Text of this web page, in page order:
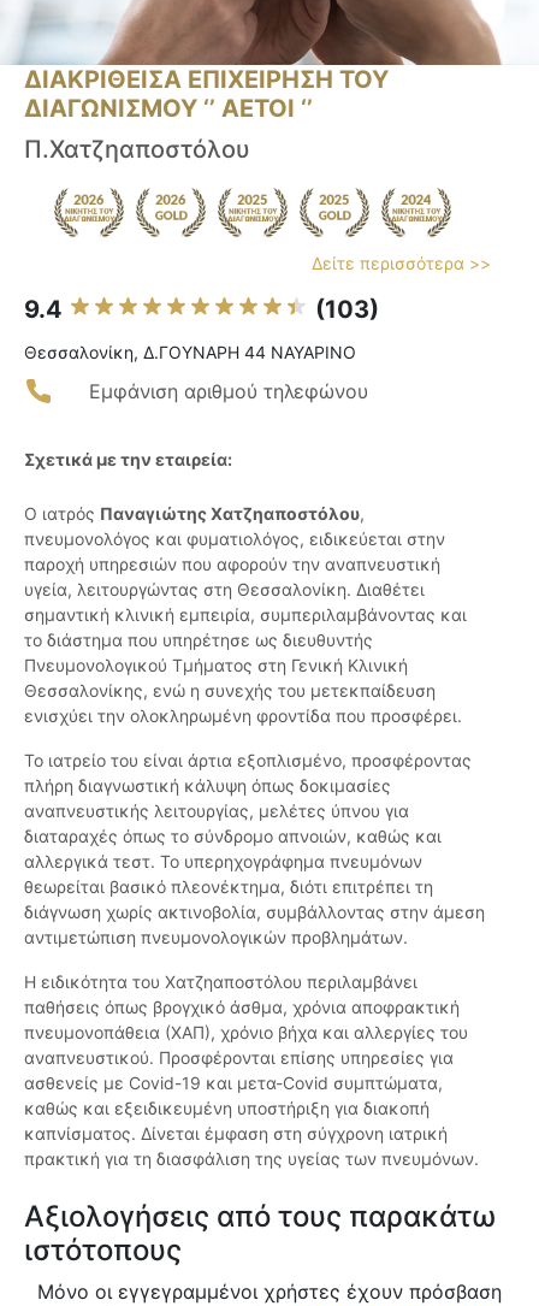
ΔΙΑΚΡΙΘΕΙΣΑ ΕΠΙΧΕΙΡΗΣΗ ΤΟΥ
ΔΙΑΓΩΝΙΣΜΟΥ ‘’ ΑΕΤΟΙ ‘’
Π.Χατζηαποστόλου
Δείτε περισσότερα >>
9.4 (103)
Θεσσαλονίκη, Δ.ΓΟΥΝΑΡΗ 44 ΝΑΥΑΡΙΝΟ
Εμφάνιση αριθμού τηλεφώνου
Σχετικά με την εταιρεία:
Ο ιατρός Παναγιώτης Χατζηαποστόλου,
πνευμονολόγος και φυματιολόγος, ειδικεύεται στην
παροχή υπηρεσιών που αφορούν την αναπνευστική
υγεία, λειτουργώντας στη Θεσσαλονίκη. Διαθέτει
σημαντική κλινική εμπειρία, συμπεριλαμβάνοντας και
το διάστημα που υπηρέτησε ως διευθυντής
Πνευμονολογικού Τμήματος στη Γενική Κλινική
Θεσσαλονίκης, ενώ η συνεχής του μετεκπαίδευση
ενισχύει την ολοκληρωμένη φροντίδα που προσφέρει.
Το ιατρείο του είναι άρτια εξοπλισμένο, προσφέροντας
πλήρη διαγνωστική κάλυψη όπως δοκιμασίες
αναπνευστικής λειτουργίας, μελέτες ύπνου για
διαταραχές όπως το σύνδρομο απνοιών, καθώς και
αλλεργικά τεστ. Το υπερηχογράφημα πνευμόνων
θεωρείται βασικό πλεονέκτημα, διότι επιτρέπει τη
διάγνωση χωρίς ακτινοβολία, συμβάλλοντας στην άμεση
αντιμετώπιση πνευμονολογικών προβλημάτων.
Η ειδικότητα του Χατζηαποστόλου περιλαμβάνει
παθήσεις όπως βρογχικό άσθμα, χρόνια αποφρακτική
πνευμονοπάθεια (ΧΑΠ), χρόνιο βήχα και αλλεργίες του
αναπνευστικού. Προσφέρονται επίσης υπηρεσίες για
ασθενείς με Covid-19 και μετα-Covid συμπτώματα,
καθώς και εξειδικευμένη υποστήριξη για διακοπή
καπνίσματος. Δίνεται έμφαση στη σύγχρονη ιατρική
πρακτική για τη διασφάλιση της υγείας των πνευμόνων.
Αξιολογήσεις από τους παρακάτω
ιστότοπους
Μόνο οι εγγεγραμμένοι χρήστες έχουν πρόσβαση